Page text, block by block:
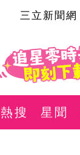
三立新聞網
熱搜 星聞